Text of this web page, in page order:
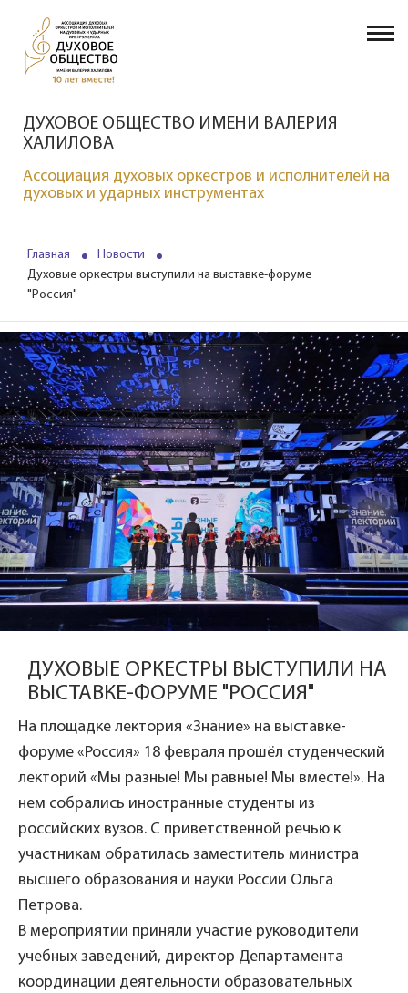
ДУХОВОЕ ОБЩЕСТВО ИМЕНИ ВАЛЕРИЯ
ХАЛИЛОВА
Ассоциация духовых оркестров и исполнителей на
духовых и ударных инструментах
Главная
Новости
Духовые оркестры выступили на выставке-форуме
"Россия"
ДУХОВЫЕ ОРКЕСТРЫ ВЫСТУПИЛИ НА
ВЫСТАВКЕ-ФОРУМЕ "РОССИЯ"
На площадке лектория «Знание» на выставке-
форуме «Россия» 18 февраля прошёл студенческий
лекторий «Мы разные! Мы равные! Мы вместе!». На
нем собрались иностранные студенты из
российских вузов. С приветственной речью к
участникам обратилась заместитель министра
высшего образования и науки России Ольга
Петрова.
В мероприятии приняли участие руководители
учебных заведений, директор Департамента
координации деятельности образовательных